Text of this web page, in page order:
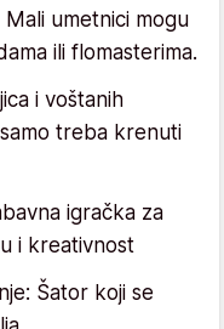
umetnici mogu
ili flomasterima.
i voštanih
treba krenuti
igračka za
i kreativnost
Šator koji se